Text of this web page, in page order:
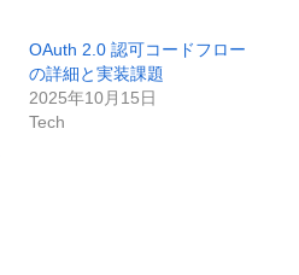
OAuth 2.0 認可コードフロー
の詳細と実装課題
2025年10月15日
Tech